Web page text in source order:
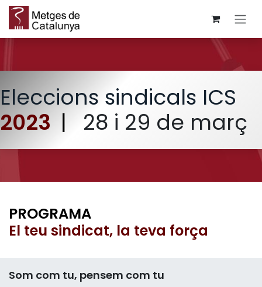
Skip to Content
Eleccions sindicals ICS
2023 | 28 i 29 de març
PROGRAMA
El teu sindicat, la teva força
Som com tu, pensem com tu